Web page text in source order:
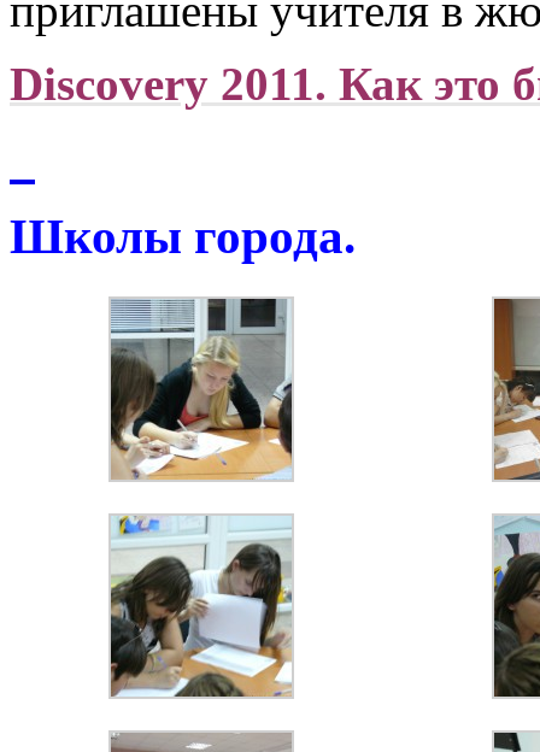
приглашены учителя в
Discovery 2011. Как это
Школы города.